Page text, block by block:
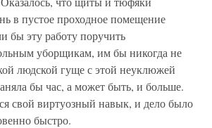
в пустое проходное помещение
бы эту работу поручить
уборщикам, им бы никогда не
людской гуще с этой неуклюжей
бы час, а может быть, и больше.
свой виртуозный навык, и дело было
быстро.